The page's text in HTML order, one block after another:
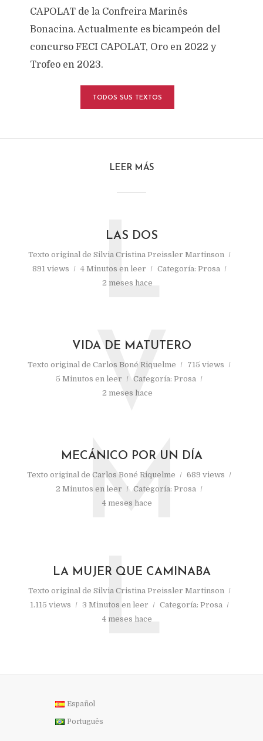
CAPOLAT de la Confreira Marinês
Bonacina. Actualmente es bicampeón del
concurso FECI CAPOLAT, Oro en 2022 y
Trofeo en 2023.
TODOS SUS TEXTOS
LEER MÁS
LAS DOS
Texto original de Silvia Cristina Preissler Martinson
891 views
4 Minutos en leer Categoría: Prosa
2 meses hace
L
VIDA DE MATUTERO
Texto original de Carlos Boné Riquelme
715 views
5 Minutos en leer
Categoría: Prosa
2 meses hace
V
MECÁNICO POR UN DÍA
Texto original de Carlos Boné Riquelme
689 views
2 Minutos en leer
Categoría: Prosa
4 meses hace
M
LA MUJER QUE CAMINABA
Texto original de Silvia Cristina Preissler Martinson
1.115 views
3 Minutos en leer Categoría: Prosa
4 meses hace
L
Español
Português